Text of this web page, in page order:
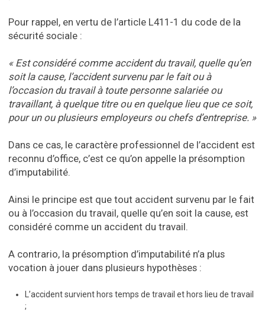
Pour rappel, en vertu de l’article L411-1 du code de la
sécurité sociale :
« Est considéré comme accident du travail, quelle qu’en
soit la cause, l’accident survenu par le fait ou à
l’occasion du travail à toute personne salariée ou
travaillant, à quelque titre ou en quelque lieu que ce soit,
pour un ou plusieurs employeurs ou chefs d’entreprise. »
Dans ce cas, le caractère professionnel de l’accident est
reconnu d’office, c’est ce qu’on appelle la présomption
d’imputabilité.
Ainsi le principe est que tout accident survenu par le fait
ou à l’occasion du travail, quelle qu’en soit la cause, est
considéré comme un accident du travail.
A contrario, la présomption d’imputabilité n’a plus
vocation à jouer dans plusieurs hypothèses :
L’accident survient hors temps de travail et hors lieu de travail
;